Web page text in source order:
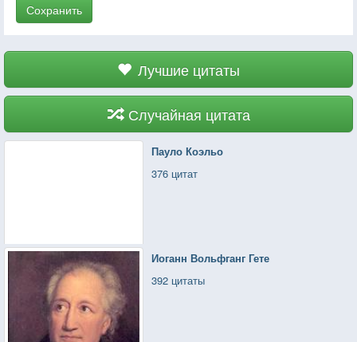
Сохранить
Лучшие цитаты
Случайная цитата
Пауло Коэльо
376 цитат
Иоганн Вольфганг Гете
392 цитаты